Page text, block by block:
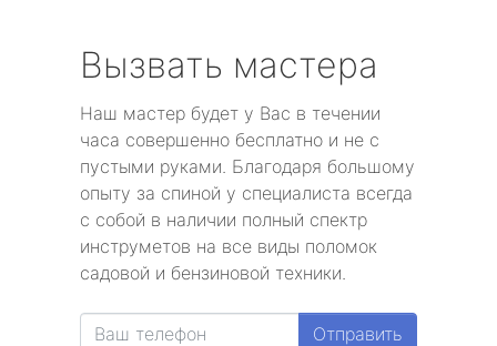
Вызвать мастера
Наш мастер будет у Вас в течении
часа совершенно бесплатно и не с
пустыми руками. Благодаря большому
опыту за спиной у специалиста всегда
с собой в наличии полный спектр
инструметов на все виды поломок
садовой и бензиновой техники.
Отправить